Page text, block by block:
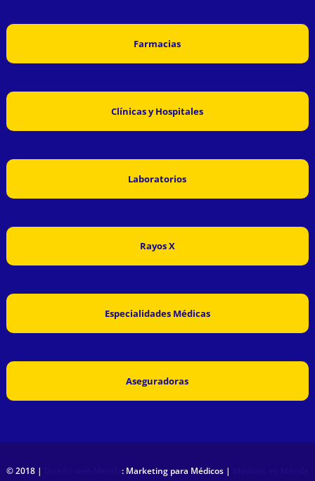
Farmacias
Clínicas y Hospitales
Laboratorios
Rayos X
Especialidades Médicas
Aseguradoras
© 2018 | : Marketing para Médicos |